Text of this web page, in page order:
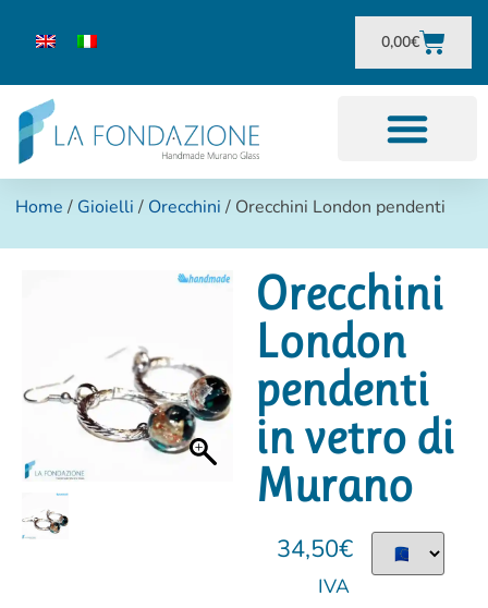
0,00€
Home / Gioielli / Orecchini / Orecchini London pendenti
Orecchini
London
pendenti
in vetro di
Murano
34,50€
IVA